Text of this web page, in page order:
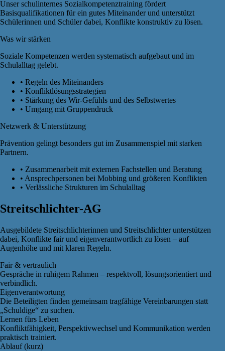
Unser schulinternes Sozialkompetenztraining fördert
Basisqualifikationen für ein gutes Miteinander und unterstützt
Schülerinnen und Schüler dabei, Konflikte konstruktiv zu lösen.
Was wir stärken
Soziale Kompetenzen werden systematisch aufgebaut und im
Schulalltag gelebt.
• Regeln des Miteinanders
• Konfliktlösungsstrategien
• Stärkung des Wir-Gefühls und des Selbstwertes
• Umgang mit Gruppendruck
Netzwerk & Unterstützung
Prävention gelingt besonders gut im Zusammenspiel mit starken
Partnern.
• Zusammenarbeit mit externen Fachstellen und Beratung
• Ansprechpersonen bei Mobbing und größeren Konflikten
• Verlässliche Strukturen im Schulalltag
Streitschlichter-AG
Ausgebildete Streitschlichterinnen und Streitschlichter unterstützen
dabei, Konflikte fair und eigenverantwortlich zu lösen – auf
Augenhöhe und mit klaren Regeln.
Fair & vertraulich
Gespräche in ruhigem Rahmen – respektvoll, lösungsorientiert und
verbindlich.
Eigenverantwortung
Die Beteiligten finden gemeinsam tragfähige Vereinbarungen statt
„Schuldige“ zu suchen.
Lernen fürs Leben
Konfliktfähigkeit, Perspektivwechsel und Kommunikation werden
praktisch trainiert.
Ablauf (kurz)